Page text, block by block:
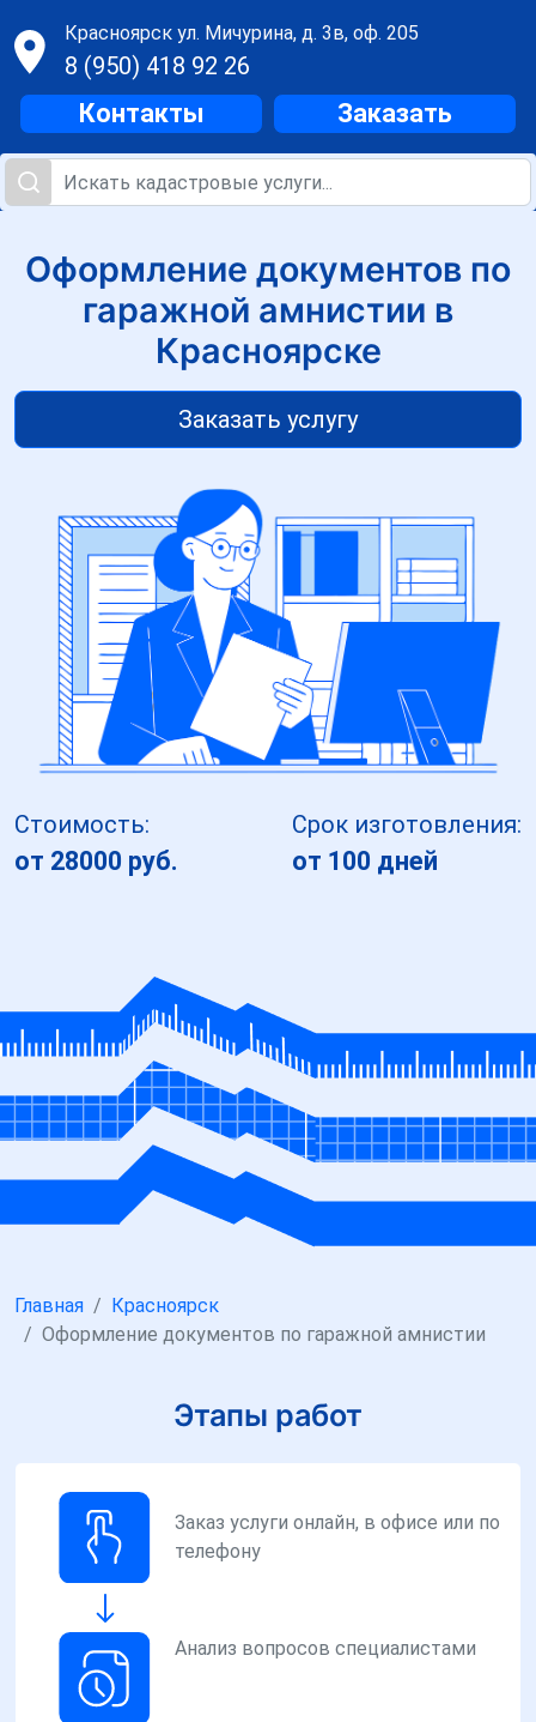
Красноярск ул. Мичурина, д. 3в, оф. 205
8 (950) 418 92 26
Контакты Заказать
Оформление документов по
гаражной амнистии в
Красноярске
Заказать услугу
Стоимость:
от 28000 руб.
Срок изготовления:
от 100 дней
Главная
Красноярск
Оформление документов по гаражной амнистии
Этапы работ
Заказ услуги онлайн, в офисе или по
телефону
Анализ вопросов специалистами